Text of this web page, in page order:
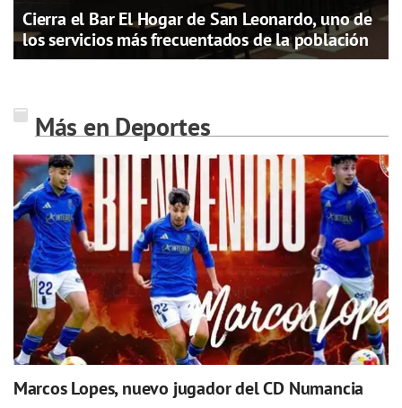
Cierra el Bar El Hogar de San Leonardo, uno de
los servicios más frecuentados de la población
Más en Deportes
Marcos Lopes, nuevo jugador del CD Numancia